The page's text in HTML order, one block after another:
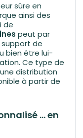
sûre en
ainsi des
de
peut par
de
bien être lui-
Ce type de
distribution
à partir de
… en